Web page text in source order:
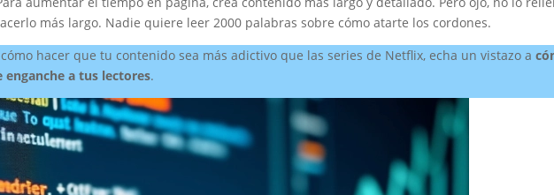
más largo. Nadie quiere leer 2000 palabras sobre cómo atarte los cordones.
hacer que tu contenido sea más adictivo que las series de Netflix, echa un vistazo a
a tus lectores.